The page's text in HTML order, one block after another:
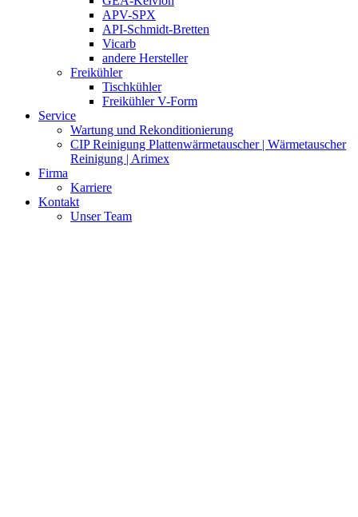
APV-SPX
API-Schmidt-Bretten
Vicarb
andere Hersteller
Freikühler
Tischkühler
Freikühler V-Form
Service
Wartung und Rekonditionierung
CIP Reinigung Plattenwärmetauscher | Wärmetauscher
Reinigung | Arimex
Firma
Karriere
Kontakt
Unser Team